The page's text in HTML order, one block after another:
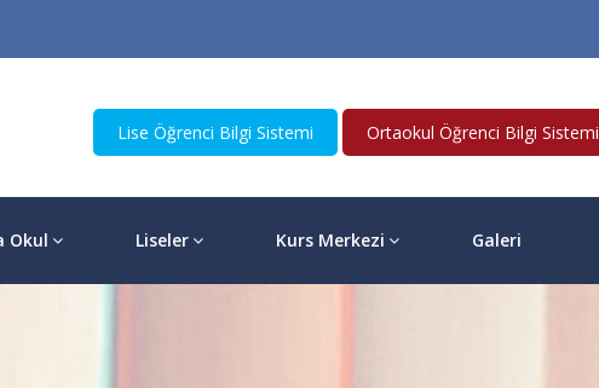
Lise Öğrenci Bilgi Sistemi Ortaokul Öğrenci Bilgi Sistemi
Okul Liseler Kurs Merkezi Galeri